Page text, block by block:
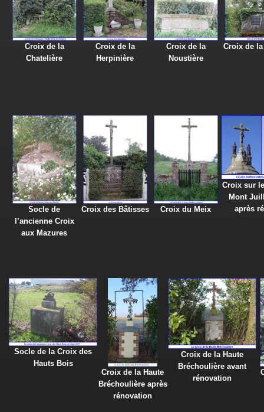
Croix de la
Chatelière
Croix de la
Herpinière
Croix de la
Noustière
Croix de la
Socle de
l’ancienne Croix
aux Mazures
Croix des Bâtisses Croix du Meix
Croix sur
Mont
après
Socle de la Croix des
Hauts Bois
Croix de la Haute
Bréchoulière après
rénovation
Croix de la Haute
Bréchoulière avant
rénovation